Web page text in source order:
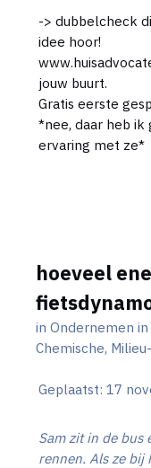
-> dubbelcheck
idee hoor!
jouw buurt.
Gratis eerste
*nee, daar heb ik
ervaring met ze*
hoeveel
in Ondernemen in
Chemische,
Geplaatst: 17
Sam zit in de bus
rennen. Als ze bij